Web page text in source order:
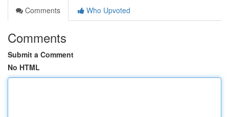
Comments
Who Upvoted
Comments
Submit a Comment
No HTML